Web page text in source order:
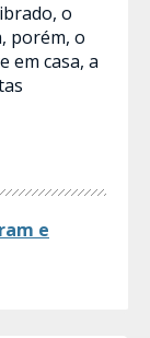
o
porém, o
em casa, a
e